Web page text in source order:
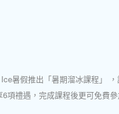
暑假推出「暑期溜冰課程」
項禮遇，完成課程後更可免費